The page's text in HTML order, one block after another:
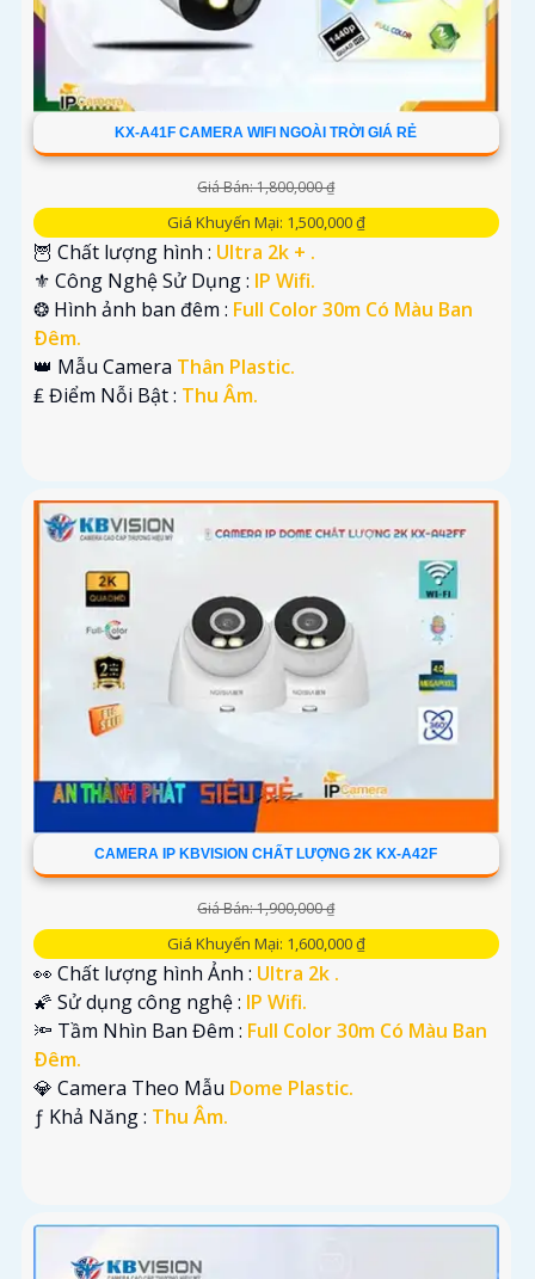
KX-A41F CAMERA WIFI NGOÀI TRỜI GIÁ RẺ
Giá Bán: 1,800,000 ₫
Giá Khuyến Mại: 1,500,000 ₫
🦉 Chất lượng hình : Ultra 2k + .
⚜️ Công Nghệ Sử Dụng : IP Wifi.
❂ Hình ảnh ban đêm : Full Color 30m Có Màu Ban
Ðêm.
👑 Mẫu Camera Thân Plastic.
️₤ Điểm Nỗi Bật : Thu Âm.
CAMERA IP KBVISION CHẤT LƯỢNG 2K KX-A42F
Giá Bán: 1,900,000 ₫
Giá Khuyến Mại: 1,600,000 ₫
👀 Chất lượng hình Ảnh : Ultra 2k .
🌠 Sử dụng công nghệ : IP Wifi.
🔦 Tầm Nhìn Ban Đêm : Full Color 30m Có Màu Ban
Ðêm.
💎 Camera Theo Mẫu Dome Plastic.
️ƒ Khả Năng : Thu Âm.